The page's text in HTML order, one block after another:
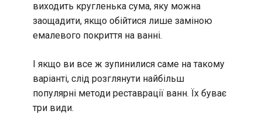
виходить кругленька сума, яку можна
заощадити, якщо обійтися лише заміною
емалевого покриття на ванні.
І якщо ви все ж зупинилися саме на такому
варіанті, слід розглянути найбільш
популярні методи реставрації ванн. Їх буває
три види.